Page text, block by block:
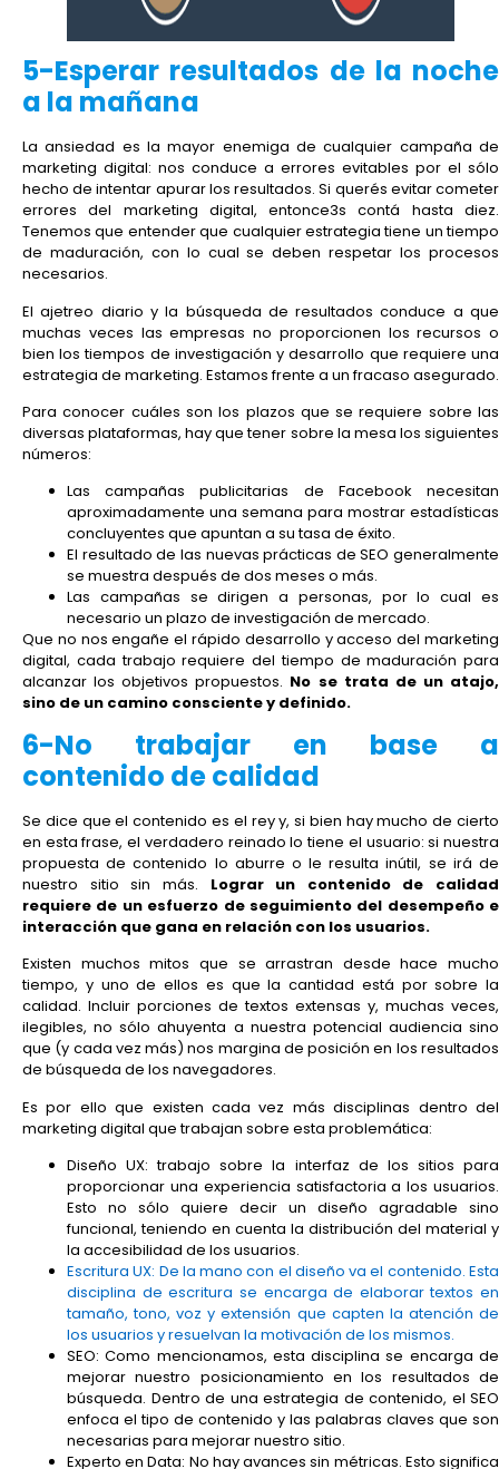
5-Esperar resultados de la noche
a la mañana
La ansiedad es la mayor enemiga de cualquier campaña de
marketing digital: nos conduce a errores evitables por el sólo
hecho de intentar apurar los resultados. Si querés evitar cometer
errores del marketing digital, entonce3s contá hasta diez.
Tenemos que entender que cualquier estrategia tiene un tiempo
de maduración, con lo cual se deben respetar los procesos
necesarios.
El ajetreo diario y la búsqueda de resultados conduce a que
muchas veces las empresas no proporcionen los recursos o
bien los tiempos de investigación y desarrollo que requiere una
estrategia de marketing. Estamos frente a un fracaso asegurado.
Para conocer cuáles son los plazos que se requiere sobre las
diversas plataformas, hay que tener sobre la mesa los siguientes
números:
Las campañas publicitarias de Facebook necesitan
aproximadamente una semana para mostrar estadísticas
concluyentes que apuntan a su tasa de éxito.
El resultado de las nuevas prácticas de SEO generalmente
se muestra después de dos meses o más.
Las campañas se dirigen a personas, por lo cual es
necesario un plazo de investigación de mercado.
Que no nos engañe el rápido desarrollo y acceso del marketing
digital, cada trabajo requiere del tiempo de maduración para
alcanzar los objetivos propuestos. No se trata de un atajo,
sino de un camino consciente y definido.
6-No trabajar en base a
contenido de calidad
Se dice que el contenido es el rey y, si bien hay mucho de cierto
en esta frase, el verdadero reinado lo tiene el usuario: si nuestra
propuesta de contenido lo aburre o le resulta inútil, se irá de
nuestro sitio sin más. Lograr un contenido de calidad
requiere de un esfuerzo de seguimiento del desempeño e
interacción que gana en relación con los usuarios.
Existen muchos mitos que se arrastran desde hace mucho
tiempo, y uno de ellos es que la cantidad está por sobre la
calidad. Incluir porciones de textos extensas y, muchas veces,
ilegibles, no sólo ahuyenta a nuestra potencial audiencia sino
que (y cada vez más) nos margina de posición en los resultados
de búsqueda de los navegadores.
Es por ello que existen cada vez más disciplinas dentro del
marketing digital que trabajan sobre esta problemática:
Diseño UX: trabajo sobre la interfaz de los sitios para
proporcionar una experiencia satisfactoria a los usuarios.
Esto no sólo quiere decir un diseño agradable sino
funcional, teniendo en cuenta la distribución del material y
la accesibilidad de los usuarios.
Escritura UX: De la mano con el diseño va el contenido. Esta
disciplina de escritura se encarga de elaborar textos en
tamaño, tono, voz y extensión que capten la atención de
los usuarios y resuelvan la motivación de los mismos.
SEO: Como mencionamos, esta disciplina se encarga de
mejorar nuestro posicionamiento en los resultados de
búsqueda. Dentro de una estrategia de contenido, el SEO
enfoca el tipo de contenido y las palabras claves que son
necesarias para mejorar nuestro sitio.
Experto en Data: No hay avances sin métricas. Esto significa